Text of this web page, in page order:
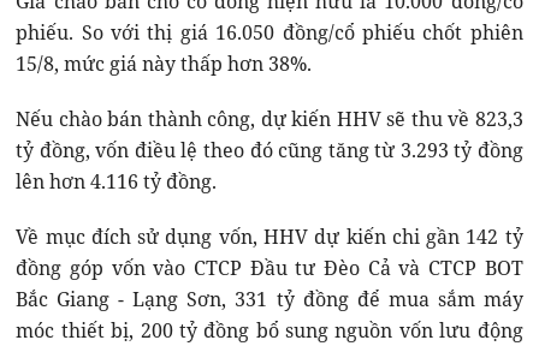
phiếu. So với thị giá 16.050 đồng/cổ phiếu chốt phiên
15/8, mức giá này thấp hơn 38%.
Nếu chào bán thành công, dự kiến HHV sẽ thu về 823,3
tỷ đồng, vốn điều lệ theo đó cũng tăng từ 3.293 tỷ đồng
lên hơn 4.116 tỷ đồng.
Về mục đích sử dụng vốn, HHV dự kiến chi gần 142 tỷ
đồng góp vốn vào CTCP Đầu tư Đèo Cả và CTCP BOT
Bắc Giang - Lạng Sơn, 331 tỷ đồng để mua sắm máy
móc thiết bị, 200 tỷ đồng bổ sung nguồn vốn lưu động